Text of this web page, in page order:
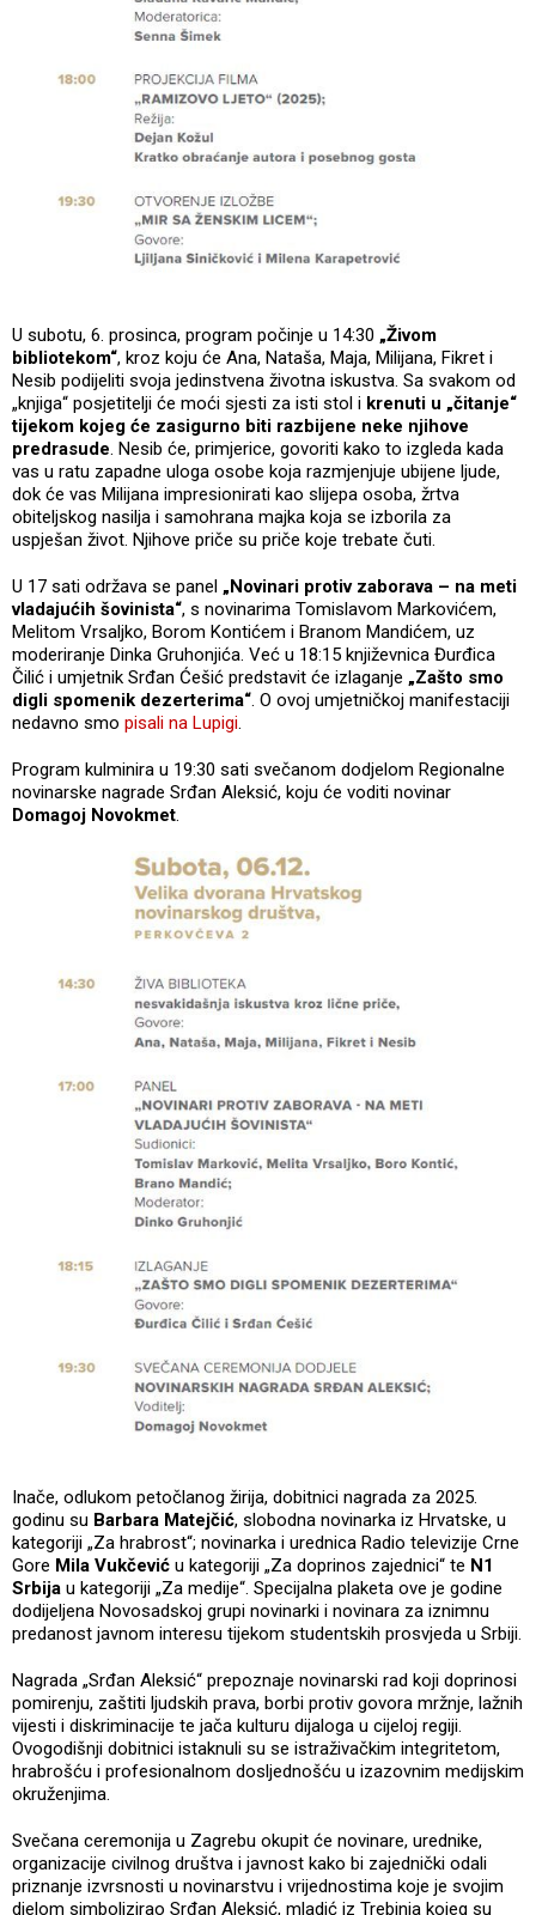
U subotu, 6. prosinca, program počinje u 14:30 „Živom
bibliotekom“, kroz koju će Ana, Nataša, Maja, Milijana, Fikret i
Nesib podijeliti svoja jedinstvena životna iskustva. Sa svakom od
„knjiga“ posjetitelji će moći sjesti za isti stol i krenuti u „čitanje“
tijekom kojeg će zasigurno biti razbijene neke njihove
predrasude. Nesib će, primjerice, govoriti kako to izgleda kada
vas u ratu zapadne uloga osobe koja razmjenjuje ubijene ljude,
dok će vas Milijana impresionirati kao slijepa osoba, žrtva
obiteljskog nasilja i samohrana majka koja se izborila za
uspješan život. Njihove priče su priče koje trebate čuti.
U 17 sati održava se panel „Novinari protiv zaborava – na meti
vladajućih šovinista“, s novinarima Tomislavom Markovićem,
Melitom Vrsaljko, Borom Kontićem i Branom Mandićem, uz
moderiranje Dinka Gruhonjića. Već u 18:15 književnica Đurđica
Čilić i umjetnik Srđan Ćešić predstavit će izlaganje „Zašto smo
digli spomenik dezerterima“. O ovoj umjetničkoj manifestaciji
nedavno smo pisali na Lupigi.
Program kulminira u 19:30 sati svečanom dodjelom Regionalne
novinarske nagrade Srđan Aleksić, koju će voditi novinar
Domagoj Novokmet.
Inače, odlukom petočlanog žirija, dobitnici nagrada za 2025.
godinu su Barbara Matejčić, slobodna novinarka iz Hrvatske, u
kategoriji „Za hrabrost“; novinarka i urednica Radio televizije Crne
Gore Mila Vukčević u kategoriji „Za doprinos zajednici“ te N1
Srbija u kategoriji „Za medije“. Specijalna plaketa ove je godine
dodijeljena Novosadskoj grupi novinarki i novinara za iznimnu
predanost javnom interesu tijekom studentskih prosvjeda u Srbiji.
Nagrada „Srđan Aleksić“ prepoznaje novinarski rad koji doprinosi
pomirenju, zaštiti ljudskih prava, borbi protiv govora mržnje, lažnih
vijesti i diskriminacije te jača kulturu dijaloga u cijeloj regiji.
Ovogodišnji dobitnici istaknuli su se istraživačkim integritetom,
hrabrošću i profesionalnom dosljednošću u izazovnim medijskim
okruženjima.
Svečana ceremonija u Zagrebu okupit će novinare, urednike,
organizacije civilnog društva i javnost kako bi zajednički odali
priznanje izvrsnosti u novinarstvu i vrijednostima koje je svojim
djelom simbolizirao Srđan Aleksić, mladić iz Trebinja kojeg su